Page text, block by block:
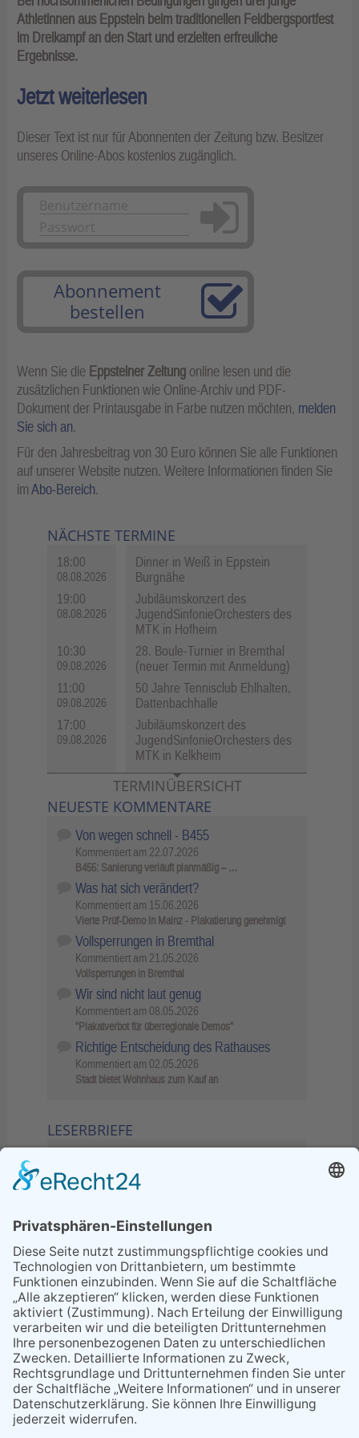
Athletinnen aus Eppstein beim traditionellen Feldbergsportfest
im Dreikampf an den Start und erzielten erfreuliche
Ergebnisse.
Jetzt weiterlesen
Dieser Text ist nur für Abonnenten der Zeitung bzw. Besitzer
unseres Online-Abos kostenlos zugänglich.
Anmelden
Abonnement
bestellen
Wenn Sie die Eppsteiner Zeitung online lesen und die
zusätzlichen Funktionen wie Online-Archiv und PDF-
Dokument der Printausgabe in Farbe nutzen möchten, melden
Sie sich an.
Für den Jahresbeitrag von 30 Euro können Sie alle Funktionen
auf unserer Website nutzen. Weitere Informationen finden Sie
imAbo-Bereich.
NÄCHSTE TERMINE
18:00
08.08.2026
Dinner in Weiß in Eppstein
Burgnähe
19:00
08.08.2026
Jubiläumskonzert des
JugendSinfonieOrchesters des
MTK in Hofheim
10:30
09.08.2026
28. Boule-Turnier in Bremthal
(neuer Termin mit Anmeldung)
11:00
09.08.2026
50 Jahre Tennisclub Ehlhalten,
Dattenbachhalle
17:00
09.08.2026
Jubiläumskonzert des
JugendSinfonieOrchesters des
MTK in Kelkheim
TERMINÜBERSICHT
NEUESTE KOMMENTARE
Von wegen schnell - B455
Kommentiert am 22.07.2026
B455: Sanierung verläuft planmäßig – …
Was hat sich verändert?
Kommentiert am 15.06.2026
Vierte Prüf-Demo in Mainz - Plakatierung genehmigt
Vollsperrungen in Bremthal
Kommentiert am 21.05.2026
Vollsperrungen in Bremthal
Wir sind nicht laut genug
Kommentiert am 08.05.2026
"Plakatverbot für überregionale Demos"
Richtige Entscheidung des Rathauses
Kommentiert am 02.05.2026
Stadt bietet Wohnhaus zum Kauf an
LESERBRIEFE
Sperrung B455: Kleiner
Grenzverkehr statt weite Wege
21.04.2026
Wenn Bahn-Computer nicht
miteinander kommunizieren
11.03.2026
"Plakatverbot für überregionale
Demos"
04.02.2026
Gelbe Tonne – Ein kleiner Blick
über den Tellerand
04.02.2026
Plastikersparnis durch Nutzung
von Gelber Tonne statt Säcken